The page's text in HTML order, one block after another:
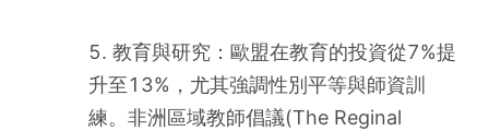
5. 教育與研究：歐盟在教育的投資從7%提
升至13%，尤其強調性別平等與師資訓
練。非洲區域教師倡議(The Reginal